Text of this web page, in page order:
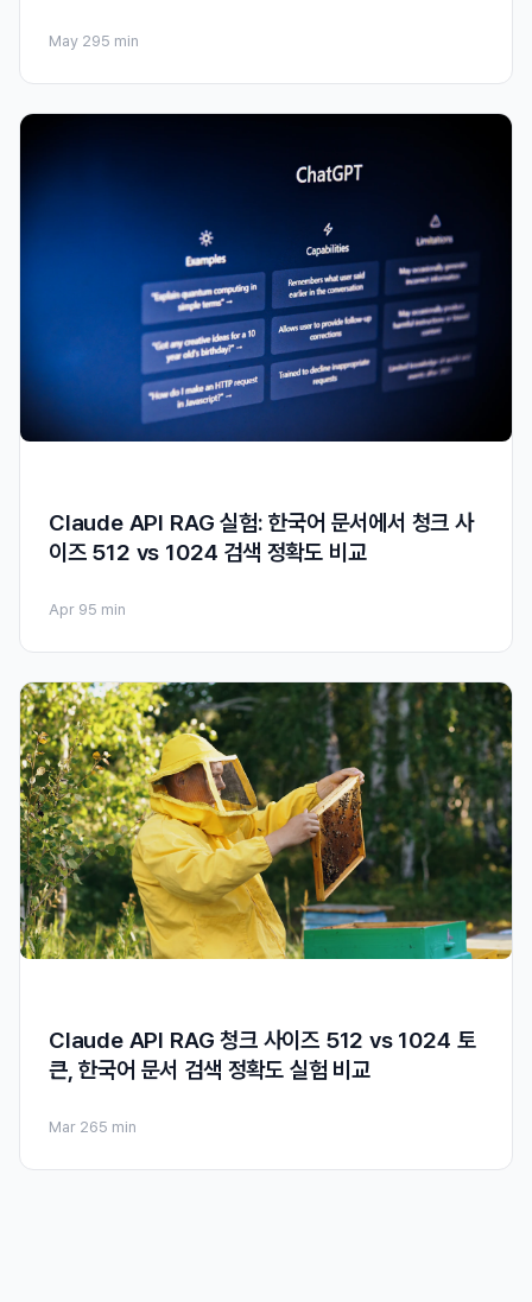
May 295 min
Claude API RAG 실험: 한국어 문서에서 청크 사
이즈 512 vs 1024 검색 정확도 비교
Apr 95 min
Claude API RAG 청크 사이즈 512 vs 1024 토
큰, 한국어 문서 검색 정확도 실험 비교
Mar 265 min